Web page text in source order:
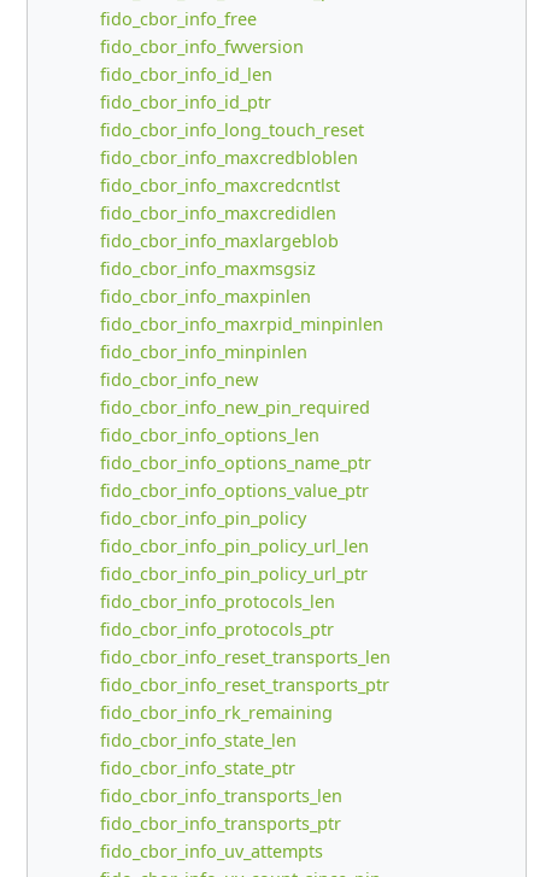
fido_cbor_info_free
fido_cbor_info_fwversion
fido_cbor_info_id_len
fido_cbor_info_id_ptr
fido_cbor_info_long_touch_reset
fido_cbor_info_maxcredbloblen
fido_cbor_info_maxcredcntlst
fido_cbor_info_maxcredidlen
fido_cbor_info_maxlargeblob
fido_cbor_info_maxmsgsiz
fido_cbor_info_maxpinlen
fido_cbor_info_maxrpid_minpinlen
fido_cbor_info_minpinlen
fido_cbor_info_new
fido_cbor_info_new_pin_required
fido_cbor_info_options_len
fido_cbor_info_options_name_ptr
fido_cbor_info_options_value_ptr
fido_cbor_info_pin_policy
fido_cbor_info_pin_policy_url_len
fido_cbor_info_pin_policy_url_ptr
fido_cbor_info_protocols_len
fido_cbor_info_protocols_ptr
fido_cbor_info_reset_transports_len
fido_cbor_info_reset_transports_ptr
fido_cbor_info_rk_remaining
fido_cbor_info_state_len
fido_cbor_info_state_ptr
fido_cbor_info_transports_len
fido_cbor_info_transports_ptr
fido_cbor_info_uv_attempts